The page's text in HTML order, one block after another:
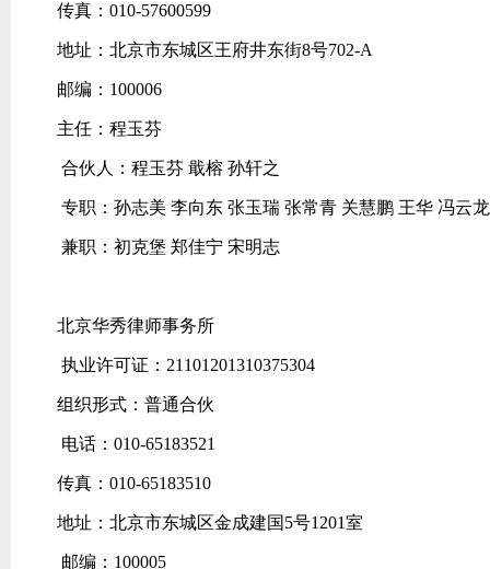
传真：010-57600599
地址：北京市东城区王府井东街8号702-A
邮编：100006
主任：程玉芬
合伙人：程玉芬 戢榕 孙轩之
专职：孙志美 李向东 张玉瑞 张常青 关慧鹏 王华 冯云
兼职：初克堡 郑佳宁 宋明志
北京华秀律师事务所
执业许可证：21101201310375304
组织形式：普通合伙
电话：010-65183521
传真：010-65183510
地址：北京市东城区金成建国5号1201室
邮编：100005